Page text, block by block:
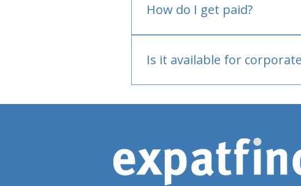
How do I get paid?
Is it available for